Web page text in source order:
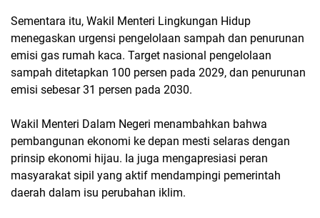
Sementara itu, Wakil Menteri Lingkungan Hidup
menegaskan urgensi pengelolaan sampah dan penurunan
emisi gas rumah kaca. Target nasional pengelolaan
sampah ditetapkan 100 persen pada 2029, dan penurunan
emisi sebesar 31 persen pada 2030.
Wakil Menteri Dalam Negeri menambahkan bahwa
pembangunan ekonomi ke depan mesti selaras dengan
prinsip ekonomi hijau. Ia juga mengapresiasi peran
masyarakat sipil yang aktif mendampingi pemerintah
daerah dalam isu perubahan iklim.